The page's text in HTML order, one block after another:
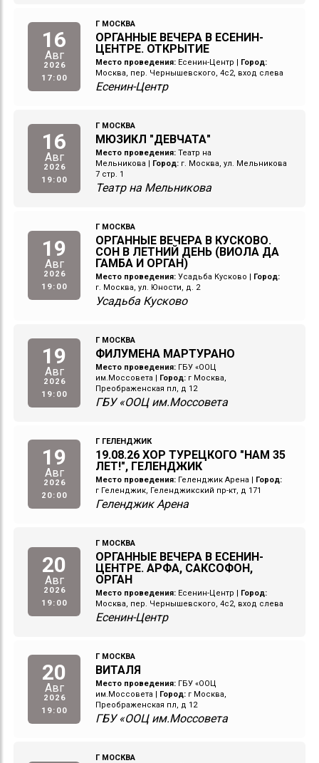
16
Авг
2026
17:00
Г МОСКВА
ОРГАННЫЕ ВЕЧЕРА В ЕСЕНИН-
ЦЕНТРЕ. ОТКРЫТИЕ
Место проведения: Есенин-Центр | Город:
Москва, пер. Чернышевского, 4с2, вход слева
Есенин-Центр
16
Авг
2026
19:00
Г МОСКВА
МЮЗИКЛ "ДЕВЧАТА"
Место проведения: Театр на
Мельникова | Город: г. Москва, ул. Мельникова
7 стр. 1
Театр на Мельникова
19
Авг
2026
19:00
Г МОСКВА
ОРГАННЫЕ ВЕЧЕРА В КУСКОВО.
СОН В ЛЕТНИЙ ДЕНЬ (ВИОЛА ДА
ГАМБА И ОРГАН)
Место проведения: Усадьба Кусково | Город:
г. Москва, ул. Юности, д. 2
Усадьба Кусково
19
Авг
2026
19:00
Г МОСКВА
ФИЛУМЕНА МАРТУРАНО
Место проведения: ГБУ «ООЦ
им.Моссовета | Город: г Москва,
Преображенская пл, д 12
ГБУ «ООЦ им.Моссовета
19
Авг
2026
20:00
Г ГЕЛЕНДЖИК
19.08.26 ХОР ТУРЕЦКОГО "НАМ 35
ЛЕТ!", ГЕЛЕНДЖИК
Место проведения: Геленджик Арена | Город:
г Геленджик, Геленджикский пр-кт, д 171
Геленджик Арена
20
Авг
2026
19:00
Г МОСКВА
ОРГАННЫЕ ВЕЧЕРА В ЕСЕНИН-
ЦЕНТРЕ. АРФА, САКСОФОН,
ОРГАН
Место проведения: Есенин-Центр | Город:
Москва, пер. Чернышевского, 4с2, вход слева
Есенин-Центр
20
Авг
2026
19:00
Г МОСКВА
ВИТАЛЯ
Место проведения: ГБУ «ООЦ
им.Моссовета | Город: г Москва,
Преображенская пл, д 12
ГБУ «ООЦ им.Моссовета
Г МОСКВА